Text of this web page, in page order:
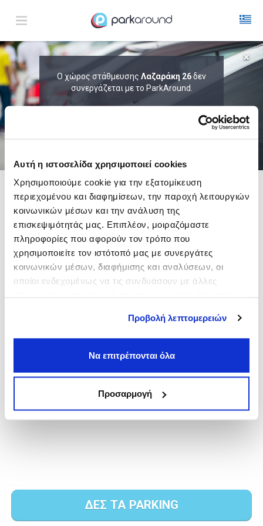
Αυτή η ιστοσελίδα χρησιμοποιεί cookies
Χρησιμοποιούμε cookie για την εξατομίκευση
περιεχομένου και διαφημίσεων, την παροχή λειτουργιών
κοινωνικών μέσων και την ανάλυση της
επισκεψιμότητάς μας. Επιπλέον, μοιραζόμαστε
πληροφορίες που αφορούν τον τρόπο που
χρησιμοποιείτε τον ιστότοπό μας με συνεργάτες
κοινωνικών μέσων, διαφήμισης και αναλύσεων, οι
οποίοι ενδεχομένως να τις συνδυάσουν με άλλες
Προβολή λεπτομερειών
Να επιτρέπονται όλα
Προσαρμογή
Ο χώρος στάθμευσης Λαζαράκη 26δεν
συνεργάζεται με το ParkAround.
Δες τώρα τα parking στο χάρτη και σύγκρινετιμή
καιαπόσταση
ΔΕΣ ΤΑ PARKING
ΑΠΟΤΕΛΕΣΜΑΤΑ ΓΙΑ:
ΑΦΙΞΗ Δευ 10 Αυγ 04:15 ΔΙΑΡΚΕΙΑ